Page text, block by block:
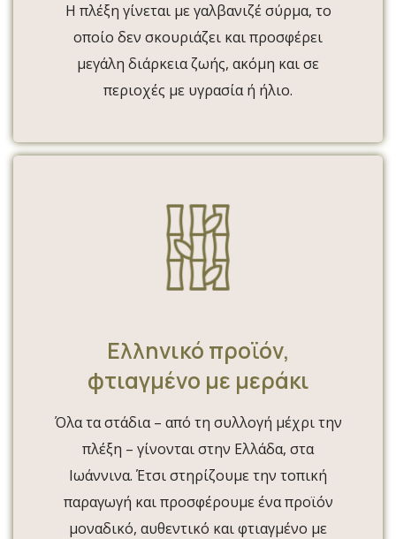
Η πλέξη γίνεται με γαλβανιζέ σύρμα, το
οποίο δεν σκουριάζει και προσφέρει
μεγάλη διάρκεια ζωής, ακόμη και σε
περιοχές με υγρασία ή ήλιο.
Ελληνικό προϊόν,
φτιαγμένο με μεράκι
Όλα τα στάδια – από τη συλλογή μέχρι την
πλέξη – γίνονται στην Ελλάδα, στα
Ιωάννινα. Έτσι στηρίζουμε την τοπική
παραγωγή και προσφέρουμε ένα προϊόν
μοναδικό, αυθεντικό και φτιαγμένο με